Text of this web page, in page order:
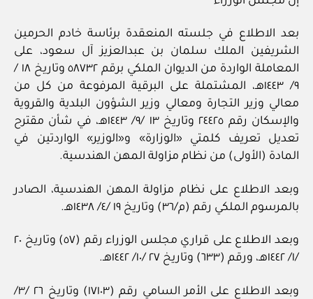
بعد الاطلاع في جلسته المنعقدة برئاسة خادم الحرمين
الشريفين الملك سلمان بن عبدالعزيز آل سعود، على
المعاملة الواردة من الديوان الملكي برقم ٥٨٧٣٢ وتاريخ ١٨ /
٩/ ١٤٤٣هـ، المشتملة على البرقية المرفوعة من كل من
معالي وزير التجارة ومعالي وزير الشؤون البلدية والقروية
والإسكان رقم ٢٤٤٢٥ وتاريخ ١٣ /٩/ ١٤٤٣هـ، في شأن مقترح
تعديل تعريف كلمتي «الوزارة» و«الوزير» الواردتين في
المادة (الأولى) من نظام مزاولة المهن الهندسية.
وبعد الاطلاع على نظام مزاولة المهن الهندسية، الصادر
بالمرسوم الملكي رقم (م/٣٦) وتاريخ ١٩ /٤/ ١٤٣٨هـ.
وبعد الاطلاع على قراري مجلس الوزراء رقم (٥٧) وتاريخ ٢٠
/١/ ١٤٤٢هـ، ورقم (٦٣٣) وتاريخ ٢٧ /١٠/ ١٤٤٢هـ.
وبعد الاطلاع على الأمر السامي رقم (١٧١٠٣) وتاريخ ٢٦ /٣/